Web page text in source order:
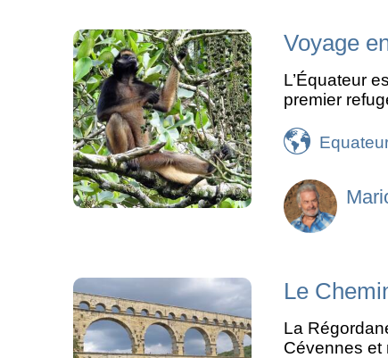
Voyage
L’Équateur
premier
Le
La
Cévennes et